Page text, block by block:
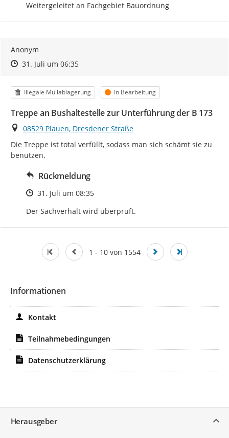
Weitergeleitet an Fachgebiet Bauordnung
Anonym
Zeitpunkt des Erstellens
Zeitpunkt des Erstellens
31. Juli um 06:35Zur Äußerung
Kategorie
Illegale Müllablagerung Status
In Bearbeitung
Treppe an Bushaltestelle zur Unterführung der B 173
Ort
08529 Plauen, Dresdener Straße
Die Treppe ist total verfüllt, sodass man sich schämt sie zu
benutzen.
Rückmeldung
Zeitpunkt des Erstellens
31. Juli um 08:35
Der Sachverhalt wird überprüft.
1 - 10 von 1554
Informationen
Kontakt
Teilnahmebedingungen
Datenschutzerklärung
Herausgeber